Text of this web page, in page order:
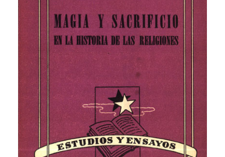
CATEGORÍAS
AUTORES DESTACADOS
CONTACTO